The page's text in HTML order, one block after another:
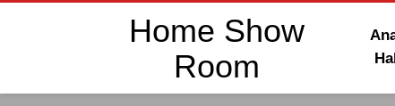
Home Show
Room